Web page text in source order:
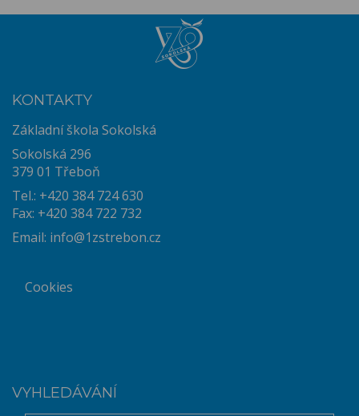
KONTAKTY
Základní škola Sokolská
Sokolská 296
379 01 Třeboň
Tel.: +420 384 724 630
Fax: +420 384 722 732
Email: info@1zstrebon.cz
Cookies
VYHLEDÁVÁNÍ